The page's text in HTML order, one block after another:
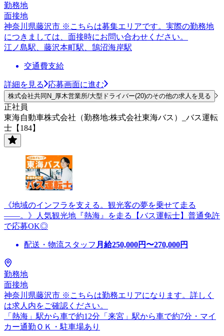
勤務地
面接地
神奈川県藤沢市 ※こちらは募集エリアです。実際の勤務地
につきましては、面接時にお問い合わせください。
江ノ島駅、藤沢本町駅、鵠沼海岸駅
交通費支給
詳細を見る 応募画面に進む
株式会社共同N_厚木営業所/大型ドライバー(20)のその他の求人を見る
正社員
東海自動車株式会社（勤務地:株式会社東海バス）_バス運転
士【184】
《地域のインフラを支える。観光客の夢を乗せて走る
――。》人気観光地『熱海』を走る【バス運転士】普通免許
で応募OK◎
配送・物流スタッフ 月給250,000円〜270,000円
勤務地
面接地
神奈川県藤沢市 ※こちらは勤務エリアになります。詳しく
は求人内をご確認ください。
「熱海」駅から車で約12分「来宮」駅から車で約7分・マイ
カー通勤ＯＫ・駐車場あり